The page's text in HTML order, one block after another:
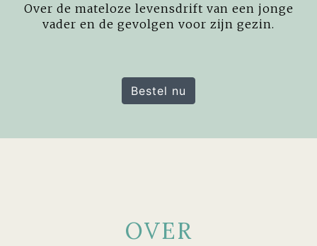
Over de mateloze levensdrift van een jonge
vader en de gevolgen voor zijn gezin.
Bestel nu
OVER